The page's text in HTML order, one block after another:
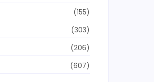
(155)
(303)
(206)
(607)